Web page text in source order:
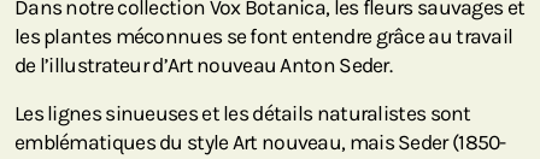
Dans notre collection Vox Botanica, les fleurs sauvages et
les plantes méconnues se font entendre grâce au travail
de l’illustrateur d’Art nouveau Anton Seder.
Les lignes sinueuses et les détails naturalistes sont
emblématiques du style Art nouveau, mais Seder (1850-